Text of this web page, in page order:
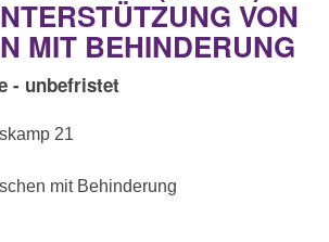
VON
MIT BEHINDERUNG
- unbefristet
21
mit Behinderung